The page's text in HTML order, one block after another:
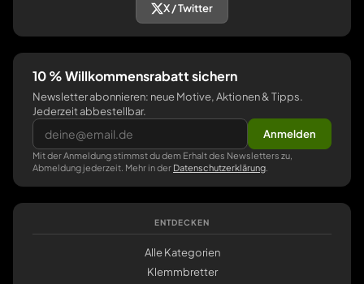
X / Twitter
10 % Willkommensrabatt sichern
Newsletter abonnieren: neue Motive, Aktionen & Tipps.
Jederzeit abbestellbar.
Anmelden
Mit der Anmeldung stimmst du dem Erhalt des Newsletters zu,
Abmeldung jederzeit. Mehr in der Datenschutzerklärung
ENTDECKEN
Alle Kategorien
Klemmbretter